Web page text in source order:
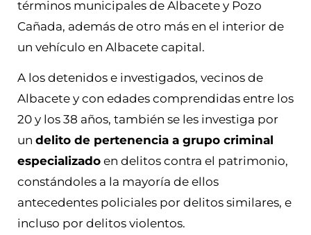
términos municipales de Albacete y Pozo
Cañada, además de otro más en el interior de
un vehículo en Albacete capital.
A los detenidos e investigados, vecinos de
Albacete y con edades comprendidas entre los
20 y los 38 años, también se les investiga por
un delito de pertenencia a grupo criminal
especializado en delitos contra el patrimonio,
constándoles a la mayoría de ellos
antecedentes policiales por delitos similares, e
incluso por delitos violentos.